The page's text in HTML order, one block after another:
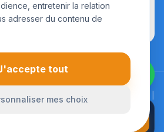
Tous droits réservés. |
de Confidentialité
entretenir la relation
adresser du contenu de
tout
mes choix